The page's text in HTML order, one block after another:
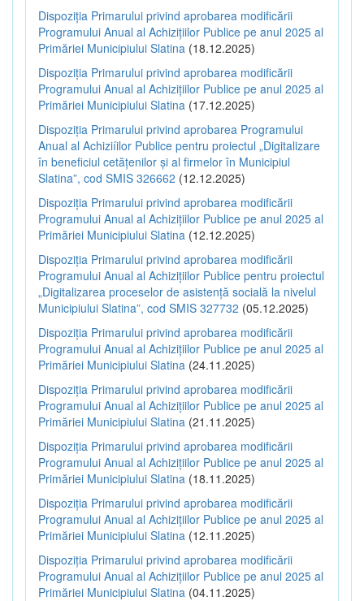
Dispoziția Primarului privind aprobarea modificării
Programului Anual al Achizițiilor Publice pe anul 2025 al
Primăriei Municipiului Slatina (18.12.2025)
Dispoziția Primarului privind aprobarea modificării
Programului Anual al Achizițiilor Publice pe anul 2025 al
Primăriei Municipiului Slatina (17.12.2025)
Dispoziția Primarului privind aprobarea Programului
Anual al Achiziíilor Publice pentru proiectul „Digitalizare
în beneficiul cetățenilor și al firmelor în Municipiul
Slatina”, cod SMIS 326662 (12.12.2025)
Dispoziția Primarului privind aprobarea modificării
Programului Anual al Achizițiilor Publice pe anul 2025 al
Primăriei Municipiului Slatina (12.12.2025)
Dispoziția Primarului privind aprobarea modificării
Programului Anual al Achizițiilor Publice pentru proiectul
„Digitalizarea proceselor de asistență socială la nivelul
Municipiului Slatina”, cod SMIS 327732 (05.12.2025)
Dispoziția Primarului privind aprobarea modificării
Programului Anual al Achizițiilor Publice pe anul 2025 al
Primăriei Municipiului Slatina (24.11.2025)
Dispoziția Primarului privind aprobarea modificării
Programului Anual al Achizițiilor Publice pe anul 2025 al
Primăriei Municipiului Slatina (21.11.2025)
Dispoziția Primarului privind aprobarea modificării
Programului Anual al Achizițiilor Publice pe anul 2025 al
Primăriei Municipiului Slatina (18.11.2025)
Dispoziția Primarului privind aprobarea modificării
Programului Anual al Achizițiilor Publice pe anul 2025 al
Primăriei Municipiului Slatina (12.11.2025)
Dispoziția Primarului privind aprobarea modificării
Programului Anual al Achizițiilor Publice pe anul 2025 al
Primăriei Municipiului Slatina (04.11.2025)